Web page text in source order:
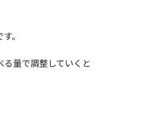
。
量で調整していくと